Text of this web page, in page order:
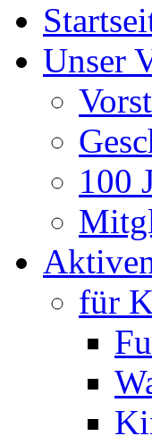
Unser
100
für